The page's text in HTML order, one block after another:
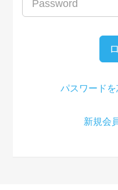
パスワード
新規会